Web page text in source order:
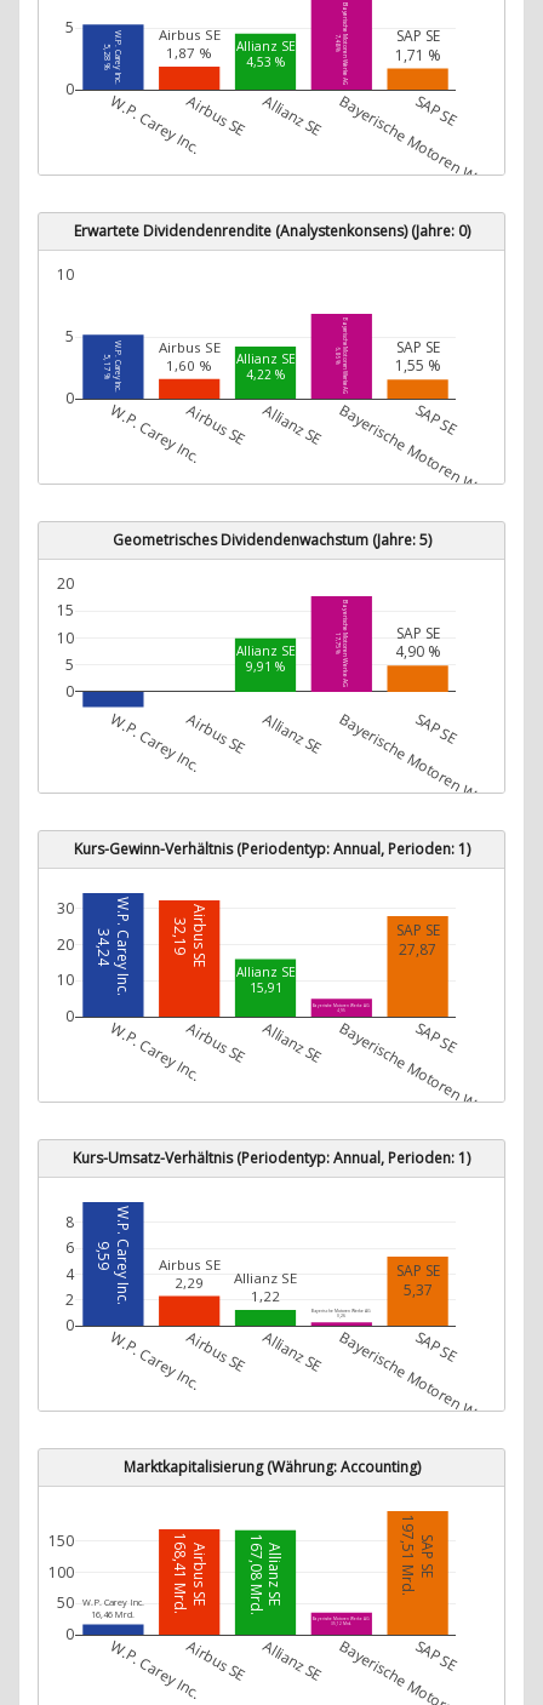
W.P. Carey Inc.
5,28 %
Airbus SE
1,87 % Allianz SE
4,53 % Bayerische Motoren Werke AG
7,48 % SAP SE
1,71 %
W.P. Carey Inc.Airbus SE Allianz SE Bayerische Motoren Werke AG
SAP SE
0
5
Erwartete Dividendenrendite (Analystenkonsens) (Jahre: 0)
W.P. Carey Inc.
5,17 %
Airbus SE
1,60 % Allianz SE
4,22 % Bayerische Motoren Werke AG
6,86 % SAP SE
1,55 %
W.P. Carey Inc.Airbus SE Allianz SE Bayerische Motoren Werke AG
SAP SE
0
5
10
Geometrisches Dividendenwachstum (Jahre: 5)
W.P. Carey Inc.
-2,80 %
Allianz SE
9,91 % Bayerische Motoren Werke AG
17,75 %
SAP SE
4,90 %
W.P. Carey Inc.Airbus SE Allianz SE Bayerische Motoren Werke AG
SAP SE
0
5
10
15
20
Kurs-Gewinn-Verhältnis (Periodentyp: Annual, Perioden: 1)
W.P. Carey Inc.
34,24 Airbus SE
32,19
Allianz SE
15,91
Bayerische Motoren Werke AG
4,95
SAP SE
27,87
W.P. Carey Inc.Airbus SE Allianz SE Bayerische Motoren Werke AG
SAP SE
0
10
20
30
Kurs-Umsatz-Verhältnis (Periodentyp: Annual, Perioden: 1)
W.P. Carey Inc.
9,59 Airbus SE
2,29 Allianz SE
1,22
Bayerische Motoren Werke AG
0,26
SAP SE
5,37
W.P. Carey Inc.Airbus SE Allianz SE Bayerische Motoren Werke AG
SAP SE
0
2
4
6
8
Marktkapitalisierung (Währung: Accounting)
W.P. Carey Inc.
16,46 Mrd.
Airbus SE
168,41 Mrd. Allianz SE
167,08 Mrd.
Bayerische Motoren Werke AG
35,12 Mrd.
SAP SE
197,51 Mrd.
W.P. Carey Inc.Airbus SE Allianz SE SAP SE
0
50
100
150